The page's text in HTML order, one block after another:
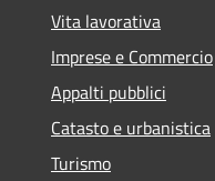
Vita lavorativa
Imprese e Commercio
Appalti pubblici
Catasto e urbanistica
Turismo